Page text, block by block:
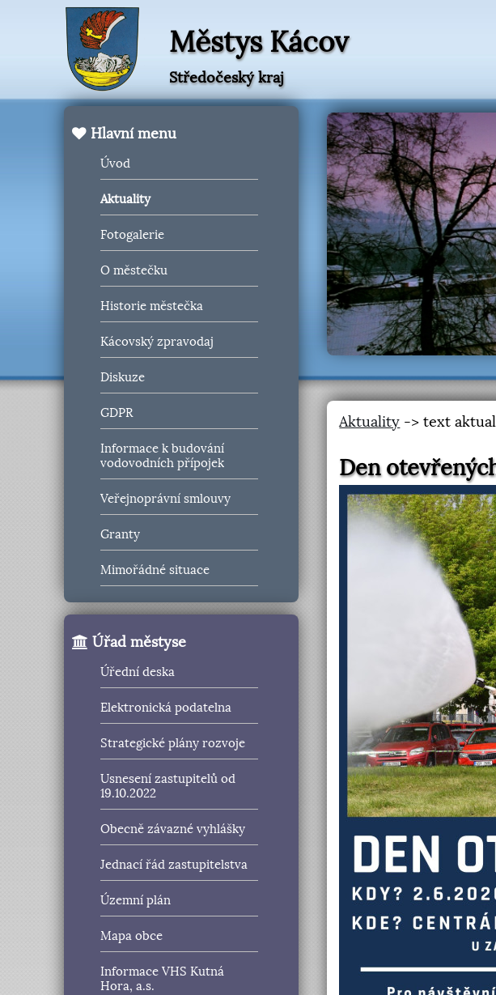
Městys Kácov
Středočeský kraj
Hlavní menu
Úvod
Aktuality
Fotogalerie
O městečku
Historie městečka
Kácovský zpravodaj
Diskuze
GDPR
Informace k budování
vodovodních přípojek
Veřejnoprávní smlouvy
Granty
Mimořádné situace
Úřad městyse
Úřední deska
Elektronická podatelna
Strategické plány rozvoje
Usnesení zastupitelů od
19.10.2022
Obecně závazné vyhlášky
Jednací řád zastupitelstva
Územní plán
Mapa obce
Informace VHS Kutná
Hora, a.s.
Aktuality -> text
Den